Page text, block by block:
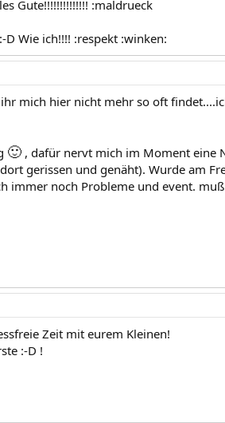
Gute!!!!!!!!!!!!!! :maldrueck
Wie ich!!!! :respekt :winken:
mich hier nicht mehr so oft
🙂 , dafür nervt mich im Moment eine
gerissen und genäht). Wurde am
immer noch Probleme und event.
Zeit mit eurem Kleinen!
:-D !